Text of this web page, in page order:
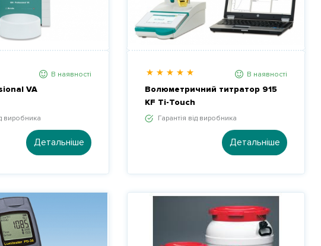
В наявності
VA
виробника
Детальніше
В наявності
Волюметричний титратор 915
KF Ti-Touch
Гарантія від виробника
Детальніше